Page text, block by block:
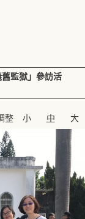
監獄」參訪活
整 小 中 大